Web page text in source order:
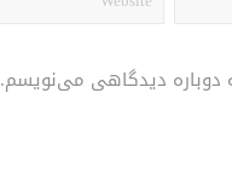
دوباره دیدگاهی می‌نویسم.